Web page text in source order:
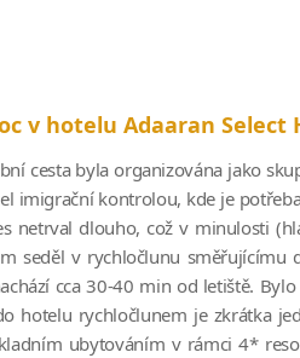
v hotelu Adaaran
cesta byla organizována jako
imigrační kontrolou, kde je
netrval dlouho, což v minulosti
seděl v rychločlunu
cca 30-40 min od letiště.
hotelu rychločlunem je zkrátka
ubytováním v rámci 4*